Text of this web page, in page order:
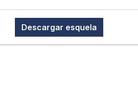
Descargar esquela